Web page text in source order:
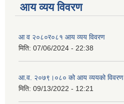
आय व्यय विवरण
आ व २०८०र०८१ आय व्यय विवरण
मिति: 07/06/2024 - 22:38
आ.व. २०७९।०८० को आय व्ययको विवरण
मिति: 09/13/2022 - 12:21